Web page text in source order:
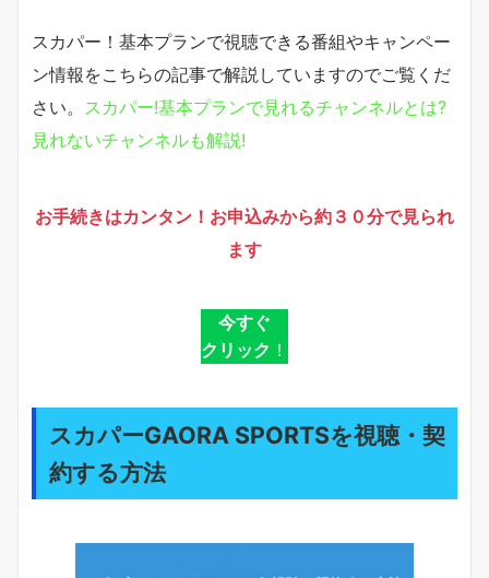
スカパー！基本プランで視聴できる番組やキャンペー
ン情報をこちらの記事で解説していますのでご覧くだ
さい。 スカパー!基本プランで見れるチャンネルとは?
見れないチャンネルも解説!
お手続きはカンタン！お申込みから約３０分で見られ
ます
今すぐ
クリック ！
スカパーGAORA SPORTSを視聴・契
約する方法